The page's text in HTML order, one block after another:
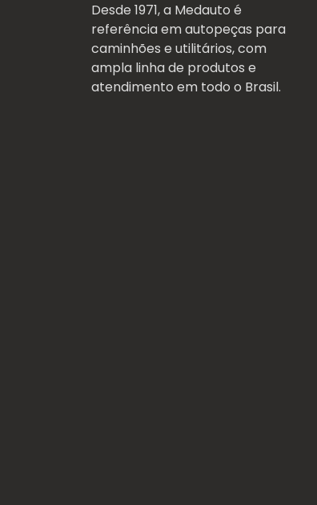
Desde 1971, a Medauto é
referência em autopeças para
caminhões e utilitários, com
ampla linha de produtos e
atendimento em todo o Brasil.